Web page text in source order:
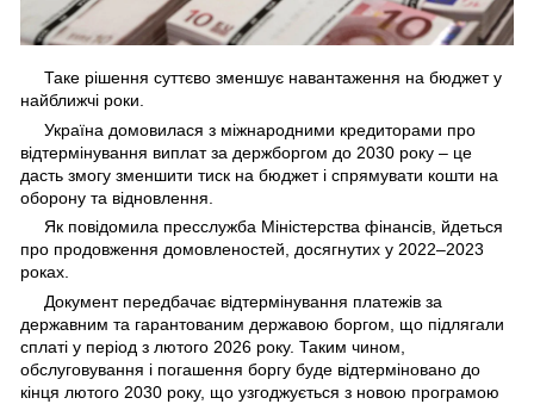
Таке рішення суттєво зменшує навантаження на бюджет у
найближчі роки.
Україна домовилася з міжнародними кредиторами про
відтермінування виплат за держборгом до 2030 року – це
дасть змогу зменшити тиск на бюджет і спрямувати кошти на
оборону та відновлення.
Як повідомила пресслужба Міністерства фінансів, йдеться
про продовження домовленостей, досягнутих у 2022–2023
роках.
Документ передбачає відтермінування платежів за
державним та гарантованим державою боргом, що підлягали
сплаті у період з лютого 2026 року. Таким чином,
обслуговування і погашення боргу буде відтерміновано до
кінця лютого 2030 року, що узгоджується з новою програмою